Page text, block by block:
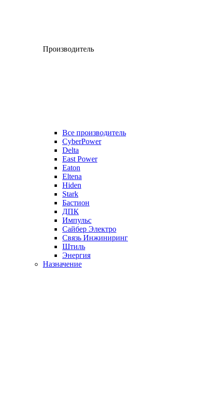
Производитель
Все производитель
CyberPower
Delta
East Power
Eaton
Eltena
Hiden
Stark
Бастион
ДПК
Импульс
Сайбер Электро
Связь Инжиниринг
Штиль
Энергия
Назначение